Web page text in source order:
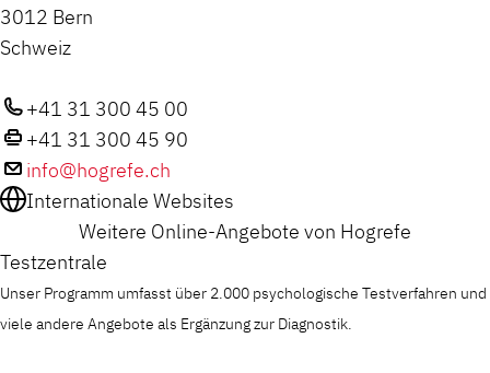
3012 Bern
Schweiz
+41 31 300 45 00
+41 31 300 45 90
info@hogrefe.ch
Internationale Websites
Weitere Online-Angebote von Hogrefe
Testzentrale
Unser Programm umfasst über 2.000 psychologische Testverfahren und
viele andere Angebote als Ergänzung zur Diagnostik.